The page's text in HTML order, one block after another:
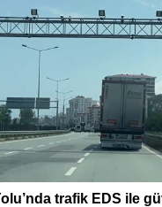
trafik EDS ile